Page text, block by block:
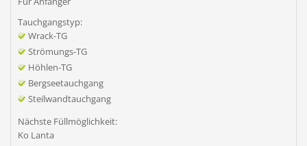
Tauchgangstyp:
Wrack-TG
Strömungs-TG
Höhlen-TG
Bergseetauchgang
Steilwandtauchgang
Nächste Füllmöglichkeit:
Ko Lanta